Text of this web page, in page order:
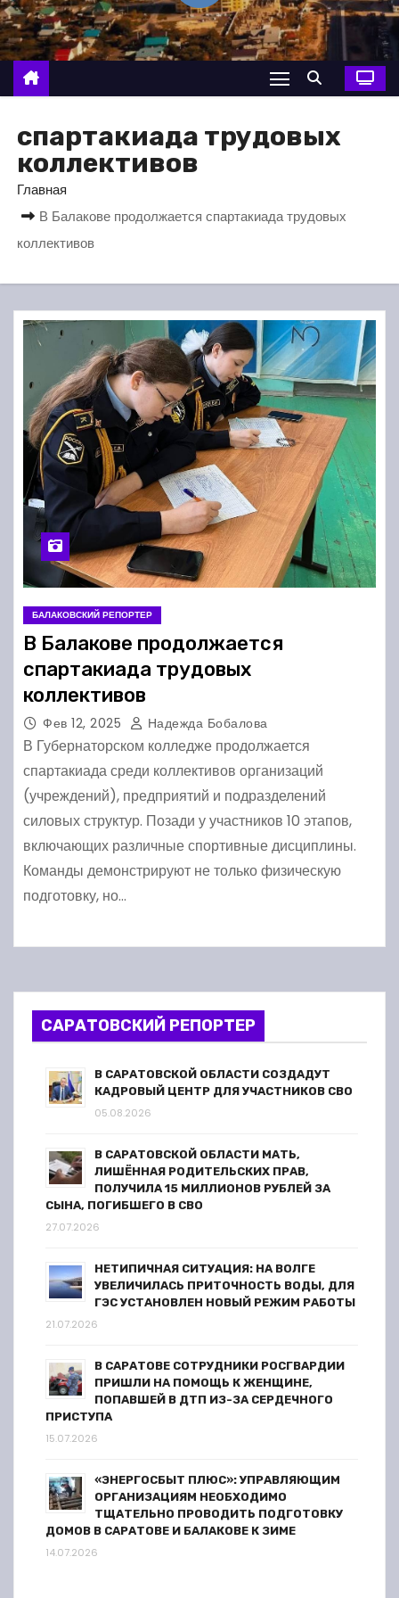
о
м
у
спартакиада трудовых
коллективов
Главная
В Балакове продолжается спартакиада трудовых
коллективов
БАЛАКОВСКИЙ РЕПОРТЕР
В Балакове продолжается
спартакиада трудовых
коллективов
Фев 12, 2025 Надежда Бобалова
В Губернаторском колледже продолжается
спартакиада среди коллективов организаций
(учреждений), предприятий и подразделений
силовых структур. Позади у участников 10 этапов,
включающих различные спортивные дисциплины.
Команды демонстрируют не только физическую
подготовку, но…
САРАТОВСКИЙ РЕПОРТЕР
В САРАТОВСКОЙ ОБЛАСТИ СОЗДАДУТ
КАДРОВЫЙ ЦЕНТР ДЛЯ УЧАСТНИКОВ СВО
05.08.2026
В САРАТОВСКОЙ ОБЛАСТИ МАТЬ,
ЛИШЁННАЯ РОДИТЕЛЬСКИХ ПРАВ,
ПОЛУЧИЛА 15 МИЛЛИОНОВ РУБЛЕЙ ЗА
СЫНА, ПОГИБШЕГО В СВО
27.07.2026
НЕТИПИЧНАЯ СИТУАЦИЯ: НА ВОЛГЕ
УВЕЛИЧИЛАСЬ ПРИТОЧНОСТЬ ВОДЫ, ДЛЯ
ГЭС УСТАНОВЛЕН НОВЫЙ РЕЖИМ РАБОТЫ
21.07.2026
В САРАТОВЕ СОТРУДНИКИ РОСГВАРДИИ
ПРИШЛИ НА ПОМОЩЬ К ЖЕНЩИНЕ,
ПОПАВШЕЙ В ДТП ИЗ-ЗА СЕРДЕЧНОГО
ПРИСТУПА
15.07.2026
«ЭНЕРГОСБЫТ ПЛЮС»: УПРАВЛЯЮЩИМ
ОРГАНИЗАЦИЯМ НЕОБХОДИМО
ТЩАТЕЛЬНО ПРОВОДИТЬ ПОДГОТОВКУ
ДОМОВ В САРАТОВЕ И БАЛАКОВЕ К ЗИМЕ
14.07.2026